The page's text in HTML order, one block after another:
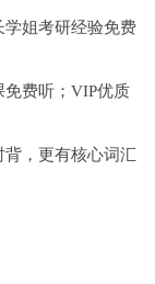
学姐考研经验免费
免费听；VIP优质
背，更有核心词汇